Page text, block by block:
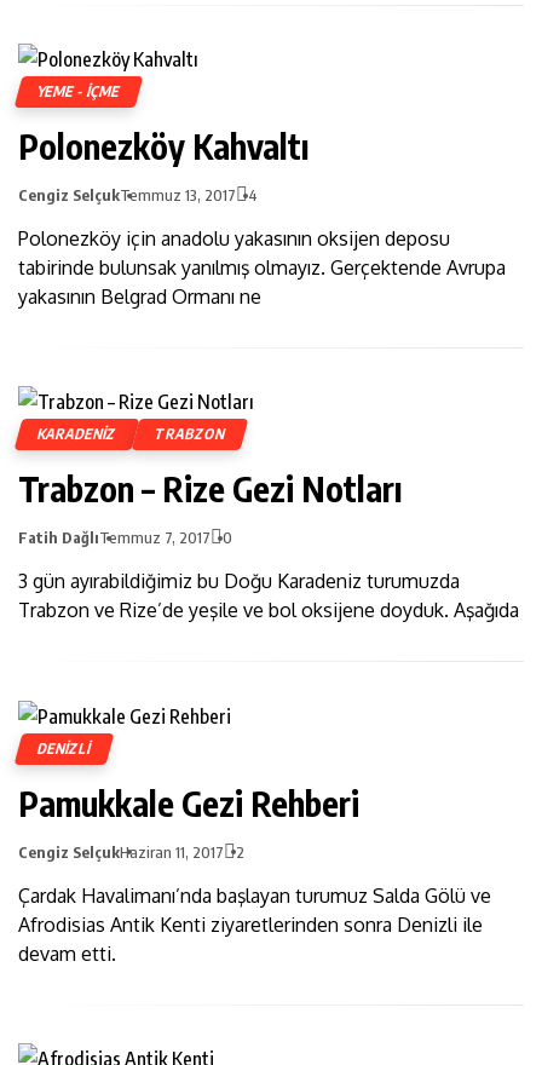
YEME - İÇME
Polonezköy Kahvaltı
Cengiz SelçukTemmuz 13, 2017 4
Polonezköy için anadolu yakasının oksijen deposu
tabirinde bulunsak yanılmış olmayız. Gerçektende Avrupa
yakasının Belgrad Ormanı ne
KARADENIZ TRABZON
Trabzon – Rize Gezi Notları
Fatih DağlıTemmuz 7, 2017 0
3 gün ayırabildiğimiz bu Doğu Karadeniz turumuzda
Trabzon ve Rize’de yeşile ve bol oksijene doyduk. Aşağıda
DENIZLI
Pamukkale Gezi Rehberi
Cengiz SelçukHaziran 11, 2017 2
Çardak Havalimanı’nda başlayan turumuz Salda Gölü ve
Afrodisias Antik Kenti ziyaretlerinden sonra Denizli ile
devam etti.